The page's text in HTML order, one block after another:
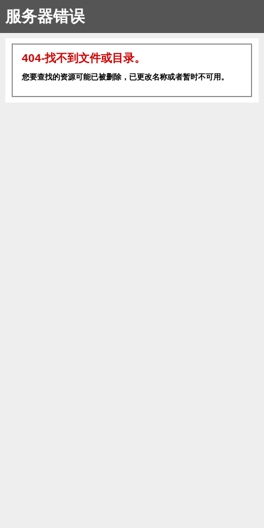
服务器错误
404-找不到文件或目录。
您要查找的资源可能已被删除，已更改名称或者暂时不可用。